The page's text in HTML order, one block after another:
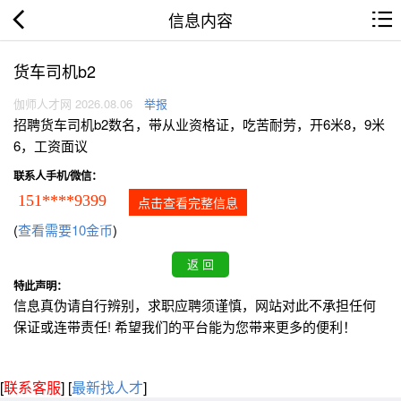
信息内容
货车司机b2
伽师人才网 2026.08.06 举报
招聘货车司机b2数名，带从业资格证，吃苦耐劳，开6米8，9米
6，工资面议
联系人手机/微信：
151****9399 点击查看完整信息
(查看需要10金币)
特此声明：
信息真伪请自行辨别，求职应聘须谨慎，网站对此不承担任何
保证或连带责任! 希望我们的平台能为您带来更多的便利！
[联系客服] [最新找人才]